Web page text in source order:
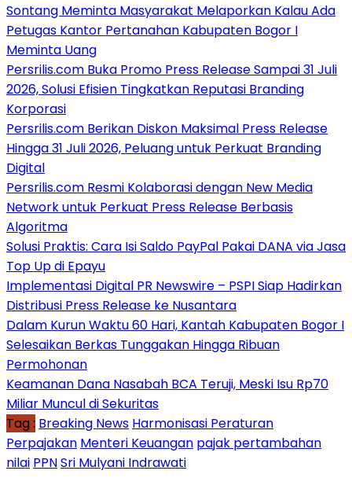
Sontang Meminta Masyarakat Melaporkan Kalau Ada
Petugas Kantor Pertanahan Kabupaten Bogor I
Meminta Uang
Persrilis.com Buka Promo Press Release Sampai 31 Juli
2026, Solusi Efisien Tingkatkan Reputasi Branding
Korporasi
Persrilis.com Berikan Diskon Maksimal Press Release
Hingga 31 Juli 2026, Peluang untuk Perkuat Branding
Digital
Persrilis.com Resmi Kolaborasi dengan New Media
Network untuk Perkuat Press Release Berbasis
Algoritma
Solusi Praktis: Cara Isi Saldo PayPal Pakai DANA via Jasa
Top Up di Epayu
Implementasi Digital PR Newswire – PSPI Siap Hadirkan
Distribusi Press Release ke Nusantara
Dalam Kurun Waktu 60 Hari, Kantah Kabupaten Bogor I
Selesaikan Berkas Tunggakan Hingga Ribuan
Permohonan
Keamanan Dana Nasabah BCA Teruji, Meski Isu Rp70
Miliar Muncul di Sekuritas
Tag : Breaking News Harmonisasi Peraturan
Perpajakan Menteri Keuangan pajak pertambahan
nilai PPNSri Mulyani Indrawati